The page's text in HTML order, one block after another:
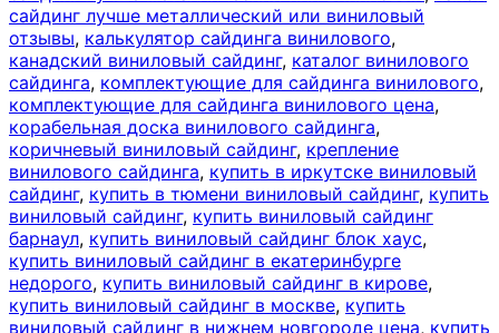
сайдинг лучше металлический или виниловый
отзывы, калькулятор сайдинга винилового,
канадский виниловый сайдинг, каталог винилового
сайдинга, комплектующие для сайдинга винилового,
комплектующие для сайдинга винилового цена,
корабельная доска винилового сайдинга,
коричневый виниловый сайдинг, крепление
винилового сайдинга, купить в иркутске виниловый
сайдинг, купить в тюмени виниловый сайдинг, купить
виниловый сайдинг, купить виниловый сайдинг
барнаул, купить виниловый сайдинг блок хаус,
купить виниловый сайдинг в екатеринбурге
недорого, купить виниловый сайдинг в кирове,
купить виниловый сайдинг в москве, купить
виниловый сайдинг в нижнем новгороде цена, купить